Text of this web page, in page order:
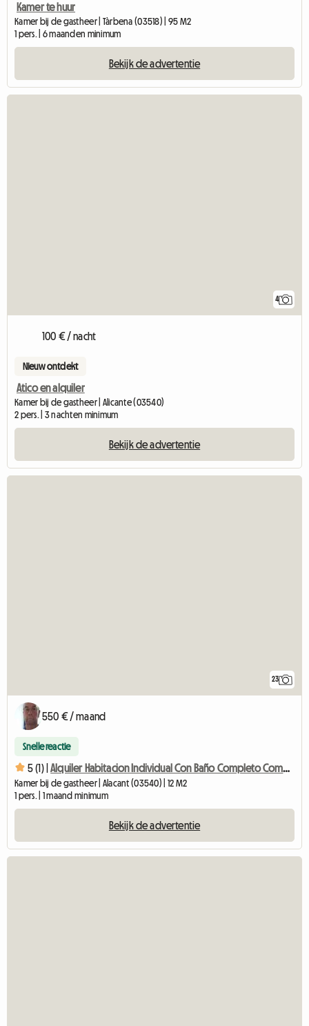
Kamer te huur
Kamer bij de gastheer | Tàrbena (03518) | 95 M2
1 pers. | 6 maanden minimum
Bekijk de advertentie
4
100 € / nacht
Nieuw ontdekt
Atico en alquiler
Kamer bij de gastheer | Alicante (03540)
2 pers. | 3 nachten minimum
Bekijk de advertentie
23
550 € / maand
Snelle reactie
5 (1) | Alquiler Habitacion Individual Con Baño Completo Compartido
Kamer bij de gastheer | Alacant (03540) | 12 M2
1 pers. | 1 maand minimum
Bekijk de advertentie